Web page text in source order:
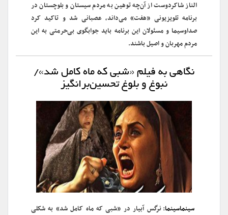
الناز شاکردوست از آن‌چه توهین به مردم سیستان و بلوچستان در
برنامه تلویزیونی «هفت» می‌داند، عصبانی شد و تاکید کرد
صداوسیما و مسئولان این برنامه باید جوابگوی بی‌حرمتی به این
مردم مهربان و اصیل باشند.
نگاهی به فیلم «شبی که ماه کامل شد»/
نبوغ و بلوغ تحسین‌برانگیز
سینماسینما: نرگس آبیار در «شبی که ماه کامل شد» به شکلی